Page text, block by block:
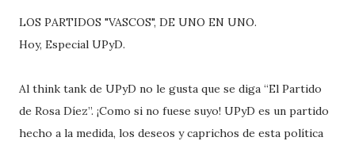
LOS PARTIDOS "VASCOS", DE UNO EN UNO.
Hoy, Especial UPyD.
Al think tank de UPyD no le gusta que se diga “El Partido
de Rosa Díez”. ¡Como si no fuese suyo! UPyD es un partido
hecho a la medida, los deseos y caprichos de esta política